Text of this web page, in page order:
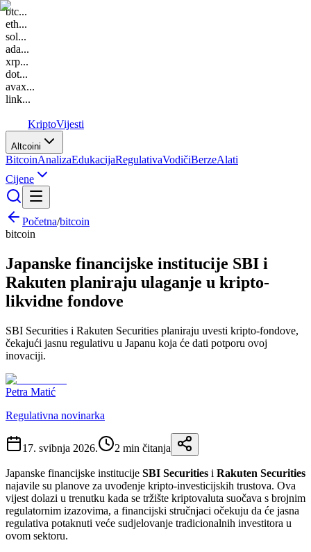
btc...
eth...
sol...
ada...
xrp...
dot...
avax...
link...
KriptoVijesti
Altcoini
BitcoinAnalizaEdukacijaRegulativaVodičiBerzeAlati
Cijene
Početna/bitcoin
bitcoin
Japanske financijske institucije SBI i
Rakuten planiraju ulaganje u kripto-
likvidne fondove
SBI Securities i Rakuten Securities planiraju uvesti kripto-fondove,
čekajući jasnu regulativu u Japanu koja će dati potporu ovoj
inovaciji.
Petra Matić
Regulativna novinarka
17. svibnja 2026. 2 min čitanja
Japanske financijske institucije SBI Securities i Rakuten Securities
najavile su planove za uvođenje kripto-investicijskih trustova. Ova
vijest dolazi u trenutku kada se tržište kriptovaluta suočava s brojnim
regulatornim izazovima, a financijski stručnjaci očekuju da će jasna
regulativa potaknuti veće sudjelovanje tradicionalnih investitora u
ovom sektoru.